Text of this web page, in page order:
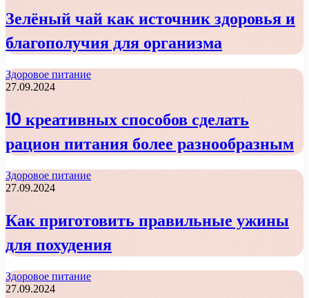
Зелёный чай как источник здоровья и
благополучия для организма
Здоровое питание
27.09.2024
10 креативных способов сделать
рацион питания более разнообразным
Здоровое питание
27.09.2024
Как приготовить правильные ужины
для похудения
Здоровое питание
27.09.2024